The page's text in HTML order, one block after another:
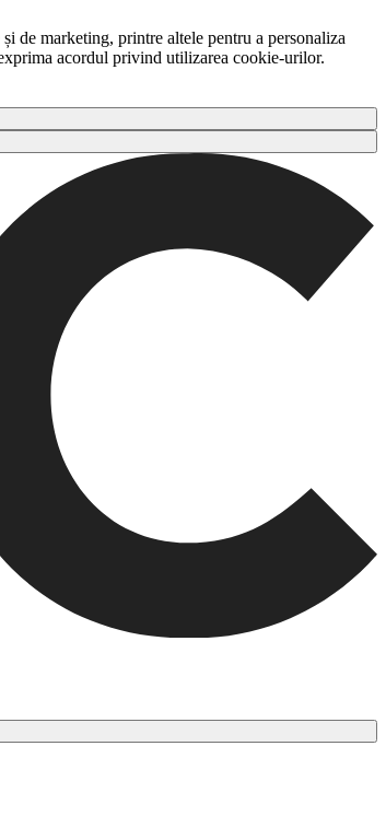
de marketing, printre altele pentru a personaliza
acordul privind utilizarea cookie-urilor.